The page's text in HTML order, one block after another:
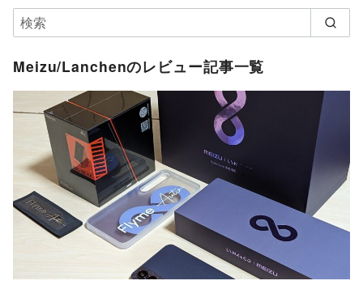
Meizu/Lanchenのレビュー記事一覧